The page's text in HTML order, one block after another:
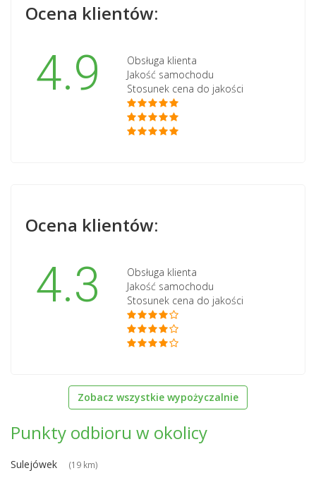
Ocena klientów:
4.9
Obsługa klienta
Jakość samochodu
Stosunek cena do jakości
Ocena klientów:
4.3
Obsługa klienta
Jakość samochodu
Stosunek cena do jakości
Zobacz wszystkie wypożyczalnie
Punkty odbioru w okolicy
Sulejówek (19 km)